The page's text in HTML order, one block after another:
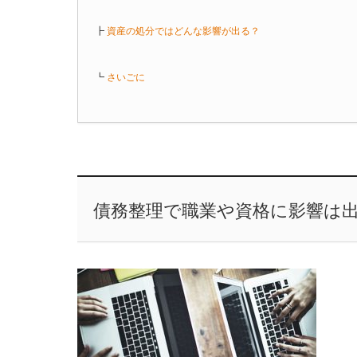
┣ 資産の処分ではどんな影響が出る？
┗ さいごに
債務整理で職業や資格に影響は